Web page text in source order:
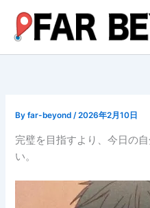
ス
Byfar-beyond/2026年2月10日
完璧を目指すより、今日の
い。